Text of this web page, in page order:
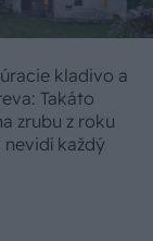
kladivo a
Takáto
zrubu z roku
nevidí každý